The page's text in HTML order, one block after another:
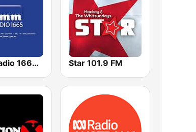
2MM Radio 1665 AM Star 101.9 FM